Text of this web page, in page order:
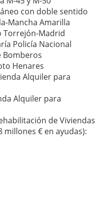
con doble sentido
Mancha Amarilla
Torrejón-Madrid
Policía Nacional
Henares
Alquiler para
Alquiler para
de Viviendas
millones € en ayudas):